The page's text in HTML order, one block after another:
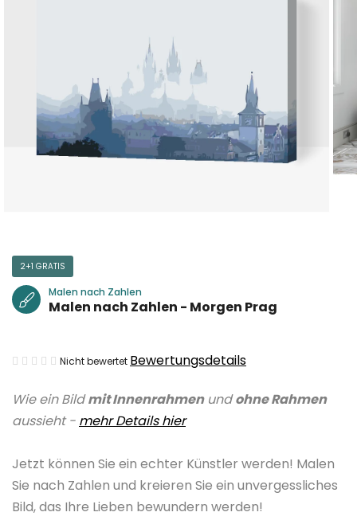
Wie ein Bildmit Innenrahmenundohne Rahmen
aussieht - mehr Details hier
Jetzt können Sie ein echter Künstler werden! Malen
Sie nach Zahlen und kreieren Sie ein unvergessliches
Bild, das Ihre Lieben bewundern werden!
2+1 GRATIS
Malen nach Zahlen
Malen nach Zahlen - Morgen Prag
Die
Produktbewertung
ist
von
5
Sternen.
Nicht bewertet Bewertungsdetails